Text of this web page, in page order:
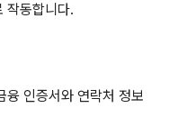
작동합니다.
융 인증서와 연락처 정보